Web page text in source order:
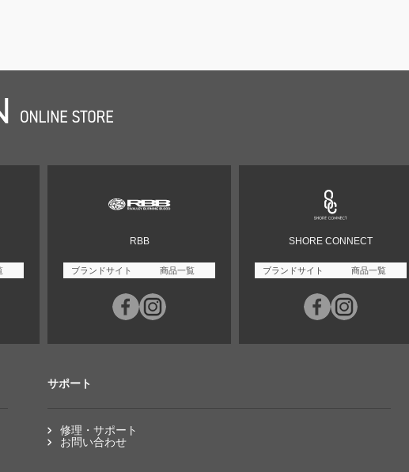
RBB
ブランドサイト 商品一覧
SHORE CONNECT
ブランドサイト 商品一覧
サポート
修理・サポート
お問い合わせ